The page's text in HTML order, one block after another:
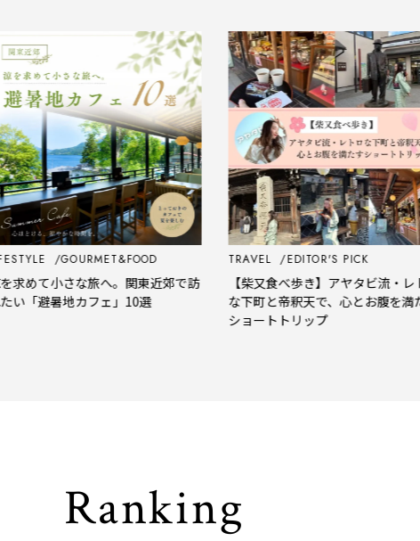
GOURMET&FOOD
めて小さな旅へ。関東近郊で訪
「避暑地カフェ」10選
TRAVEL EDITOR'S PICK
【柴又食べ歩き】アヤタビ流・レトロ
な下町と帝釈天で、心とお腹を満たす
ショートトリップ
Ranking